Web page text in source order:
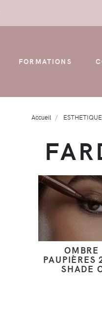
FORMATIONS
Accueil ESTHETIQUE
OMBRE
PAUPIÈRES
SHADE